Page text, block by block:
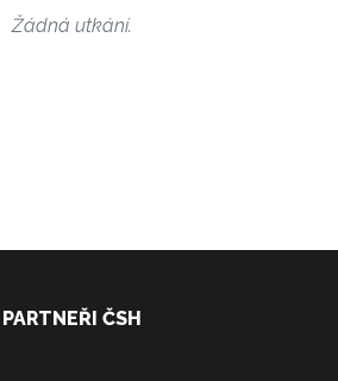
Žádná utkání.
PARTNEŘI ČSH